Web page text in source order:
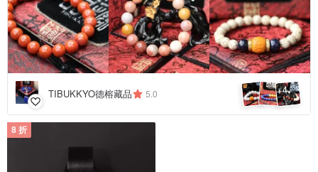
TIBUKKYO德榕藏品 5.0 +4
8 折